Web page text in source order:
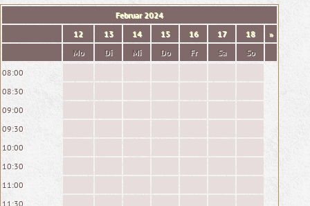
Februar 2024
12
13 14 15 16 17 18
»
Mo
Di Mi Do Fr Sa
So
08:00
08:30
09:00
09:30
10:00
10:30
11:00
11:30